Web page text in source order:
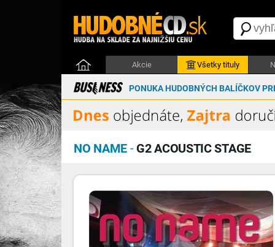
Akcie Všetky tituly
PONUKA HUDOBNÝCH BALÍČKOV
NO NAME- G2 ACOUSTIC STAGE